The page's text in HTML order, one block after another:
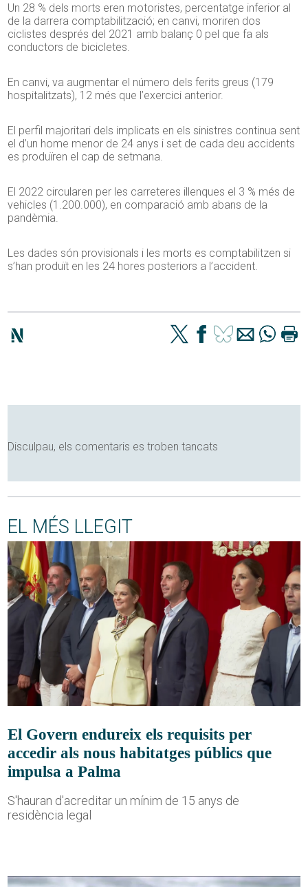
Un 28 % dels morts eren motoristes, percentatge inferior al
de la darrera comptabilització; en canvi, moriren dos
ciclistes després del 2021 amb balanç 0 pel que fa als
conductors de bicicletes.
En canvi, va augmentar el número dels ferits greus (179
hospitalitzats), 12 més que l’exercici anterior.
El perfil majoritari dels implicats en els sinistres continua sent
el d’un home menor de 24 anys i set de cada deu accidents
es produïren el cap de setmana.
El 2022 circularen per les carreteres illenques el 3 % més de
vehicles (1.200.000), en comparació amb abans de la
pandèmia.
Les dades són provisionals i les morts es comptabilitzen si
s’han produït en les 24 hores posteriors a l’accident.
Disculpau, els comentaris es troben tancats
EL MÉS LLEGIT
El Govern endureix els requisits per
accedir als nous habitatges públics que
impulsa a Palma
S'hauran d'acreditar un mínim de 15 anys de
residència legal